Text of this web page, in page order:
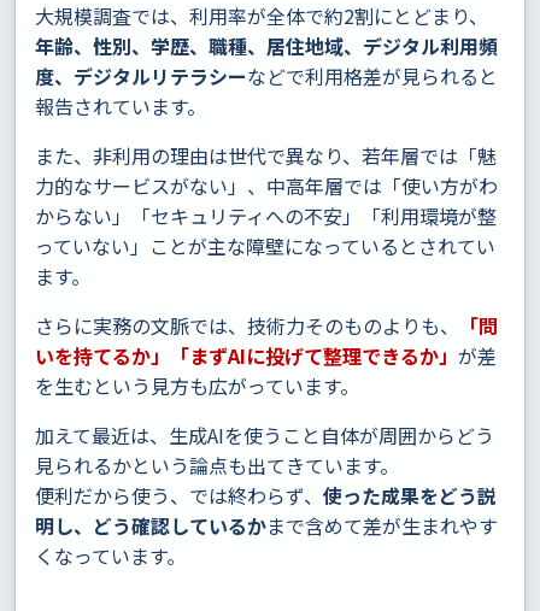
大規模調査では、利用率が全体で約2割にとどまり、
年齢、性別、学歴、職種、居住地域、デジタル利用頻
度、デジタルリテラシーなどで利用格差が見られると
報告されています。
また、非利用の理由は世代で異なり、若年層では「魅
力的なサービスがない」、中高年層では「使い方がわ
からない」「セキュリティへの不安」「利用環境が整
っていない」ことが主な障壁になっているとされてい
ます。
さらに実務の文脈では、技術力そのものよりも、
「問
いを持てるか」「まずAIに投げて整理できるか」 が差
を生むという見方も広がっています。
加えて最近は、生成AIを使うこと自体が周囲からどう
見られるかという論点も出てきています。
便利だから使う、では終わらず、 使った成果をどう説
明し、どう確認しているかまで含めて差が生まれやす
くなっています。